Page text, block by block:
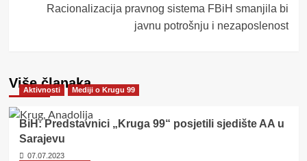
Racionalizacija pravnog sistema FBiH smanjila bi
javnu potrošnju i nezaposlenost
Više članaka
Aktivnosti Mediji o Krugu 99
BiH: Predstavnici „Kruga 99“ posjetili sjedište AA u
Sarajevu
07.07.2023